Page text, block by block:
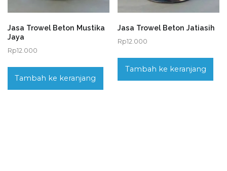
Jasa Trowel Beton Mustika
Jaya
Rp12.000
Tambah ke keranjang
Jasa Trowel Beton Jatiasih
Rp12.000
Tambah ke keranjang